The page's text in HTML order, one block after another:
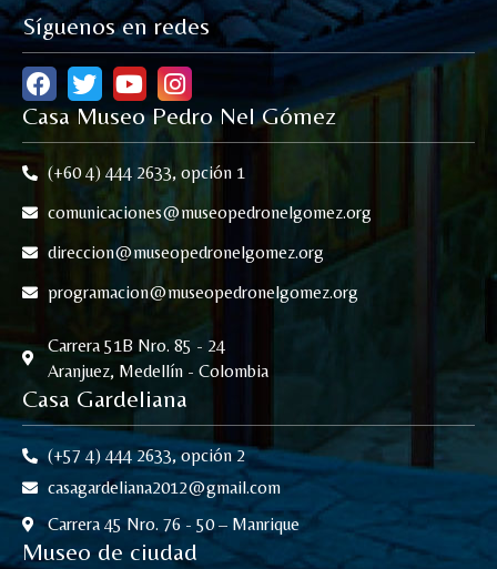
Síguenos en redes
Casa Museo Pedro Nel Gómez
(+60 4) 444 2633, opción 1
comunicaciones@museopedronelgomez.org
direccion@museopedronelgomez.org
programacion@museopedronelgomez.org
Carrera 51B Nro. 85 - 24
Aranjuez, Medellín - Colombia
Casa Gardeliana
(+57 4) 444 2633, opción 2
casagardeliana2012@gmail.com
Carrera 45 Nro. 76 - 50 – Manrique
Museo de ciudad